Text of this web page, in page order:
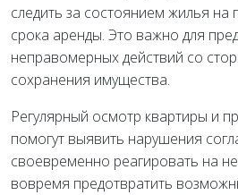
следить за состоянием жилья на
срока аренды. Это важно для
неправомерных действий со
сохранения имущества.
Регулярный осмотр квартиры и
помогут выявить нарушения
своевременно реагировать на
вовремя предотвратить